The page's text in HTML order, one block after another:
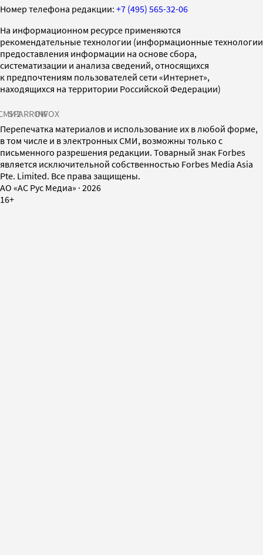
Номер телефона редакции: +7 (495) 565-32-06
На информационном ресурсе применяются
рекомендательные технологии (информационные технологии
предоставления информации на основе сбора,
систематизации и анализа сведений, относящихся
к предпочтениям пользователей сети «Интернет»,
находящихся на территории Российской Федерации)
SPARROWINFOX
Перепечатка материалов и использование их в любой форме,
в том числе и в электронных СМИ, возможны только с
письменного разрешения редакции. Товарный знак Forbes
является исключительной собственностью Forbes Media Asia
Pte. Limited. Все права защищены.
AO «АС Рус Медиа» · 2026
16+